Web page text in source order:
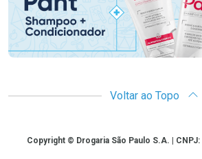
Voltar ao Topo
CopyrightCopyright © Drogaria São Paulo S.A. |